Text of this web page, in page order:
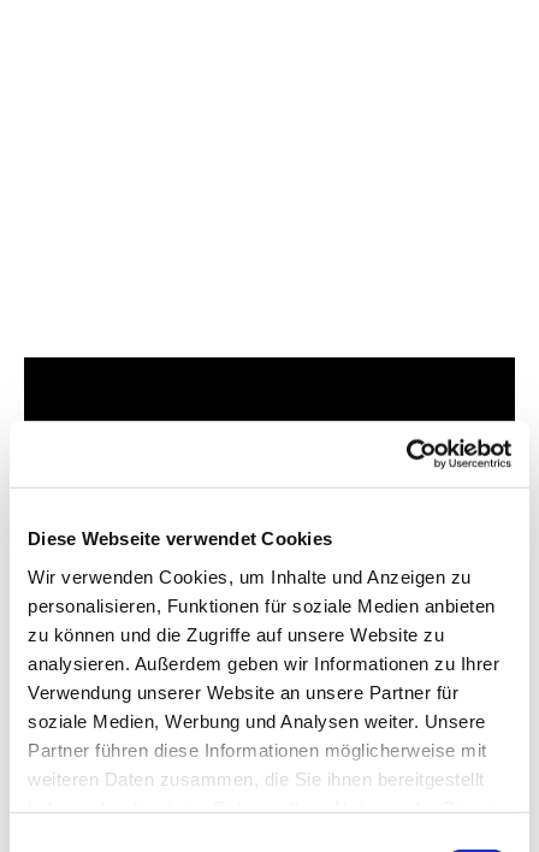
Diese Webseite verwendet Cookies
Wir verwenden Cookies, um Inhalte und Anzeigen zu
personalisieren, Funktionen für soziale Medien anbieten
zu können und die Zugriffe auf unsere Website zu
analysieren. Außerdem geben wir Informationen zu Ihrer
Verwendung unserer Website an unsere Partner für
soziale Medien, Werbung und Analysen weiter. Unsere
Partner führen diese Informationen möglicherweise mit
weiteren Daten zusammen, die Sie ihnen bereitgestellt
Dies könnte Sie auch